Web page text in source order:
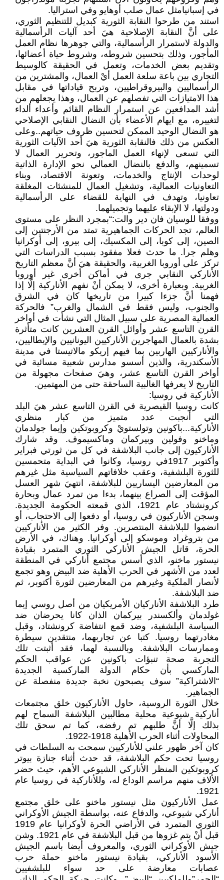
في إسبانيامثل عمال صلب أوهايو وفي استراليا.
استند من طرحوا النقابة الثورية كبديل للتنظيم الثوري،
على أنَّ النقابة الإصلاحية هيَ أحد آليات الرأسمالية
والدولة لاستمرار الرأسمالية، والتي جوهرها نظام العمل
المأجور، وذلك بتحسين شروطه، وشروط حياة أعضائها،
وتقديم بعض الخدمات، وتعمل في الحقيقة كالوسيط
التجاري بين باعة سلعة العمل أيْ العمال، والمشترين من
الرأسماليين والبيروقراطيين، وتربح قياداتها في مقابل
هذا الامتيازات التي تفصلهم عن العمال، وهذا يجعلهم من
أشد المدافعين عن استمرار النظام القائم وأعداء ألداء
لتغييره، مع ايهام الأعضاء بأن النضال النقابي الإصلاحي
هو النضال الوحيد الممكن لتحسين ظروف حياتهم..وعلى
العكس من ذلك فالنقابة الثورية هيَ أحد الآليات الثورية
التي تسعى لإنهاء العمل الماجور، وتحرير العمال لا
تسمينهم، والدفع بالنضال العمالي نحو الإدارة الذاتية
لوحدات الإنتاج والخدمات، وتعونة الاقتصاد، وبناء
التعاونيات العمالية، وتشغيل العمال للمنشئات المغلقة
تعاونيا، وتهدف في النهاية للقضاء على الرأسمالية
ودولتها، لا الإبقاء عليهما وتجميلهما.
ووفقا للوسيان فان دير والت:“بمجرد النظر على مستوى
العالم، تجد الحركات الجماهيرية تمتد من الأرجنتين إلى
الصين، إلى كوبا، إلى المكسيك، إلى بيرو، إلى أوكرانيا
وهلم جرا. ما حدث فعلا مفقود بسبب الدراسات التي
تركز على أوروبا الغربية، والحقيقة هيَ أنَّ معظم التاريخ
الأناركي النقابي جرى في أماكن أخرى غير أوروبا
الغربية. وبعبارة أخرى، لا يمكن أنْ نفهم الأناركية إلَّا إذا
فهمنا أنَّ جزءا كبيرا من تاريخها كان في الشرق
والجنوب، وليس فقط في الشمال والغرب” فالحركة
العمالية المصرية على سبيل المثال التي نشأت في أواخر
القرن التاسع عشر وأوائل القرن العشرين كانت متأثرة
بشدة بالعمال المهاجرين الأناركيين اليونانيين والإيطاليين،
والأناركيين الهاربين بما فيهم إريكو مالاتيستا في مدينة
الأسكندرية، والذين أسسو مدارس شعبية مسائية في
أواخر القرن التاسع عشر، وهيَ صفحات مجهولة من
التاريخ لا يعرفها الغالبية الساحقة حتى من المهتمين.
الأناركية في روسيا:
كانت روسيا القيصرية في القرن التاسع عشر هيَ البلد
التي أنجبت عدد متميز من كبار منظري
الأناركية...باكونين وتولستويْ وكروبوتكين وإيما جولدمان
وماخنو وفولين وبيركمان وماكسيموف. وقد شارك
الأناركيون إلى جانب البلاشفة في كل من ثورتي فبراير
وأكتوبر 1917في روسيا، وكانوا في البداية متحمسين
للثورة البلشفية، وعقب خلافاتهم السياسية مثل غيرهم
من المعارضين اليساريين للبلاشفة، انتهيَ شهر العسل
المؤقت إلى الصراع بينهما، بدءا من تمرد عمال وبحارة
كرونشتاد عام 1921، الذي قمعته الحكومة الجديدة.
وسجن الأناركيون في روسيا، أو دفعوا إلى الاحتجاب، أو
انضموا للبلاشفة المنتصرين. وفر الكثير من الأناركيين
من بتروغراد وموسكو إلى أوكرانيا. وهناك، في الأرض
الحرة، قاتل الجيش الأناركي الثوري المتمرد بقيادة
نيستور ماخنو، الذي أسس مجتمع أناركي في المنطقة
لعدد من الأشهر في الحرب الأهلية ضد البيض وهو تجمع
لأنصار الملكية وغيرهم من المعارضين لثورة أكتوبر، ثم
ضد البلاشفة.
طرد البلاشفة الأناركيان الأمريكيان من أصل روسي إيما
غولدمان وألكسندر بيركمان الذان كانا يحرضان ضد
السياسة البلشفية، وضد قمع انتفاضة كرونشتاد، وقبل
مغادرتهما روسيا. كتبا عن تجاربهما، منتقدين سيطرة
وممارسات البلاشفة. وبالنسبة لهما، فقد أثبتت تلك
التجربة صحة تنبؤات باكونين عن عواقب الحكم
الماركسي بأن حكام الدولة الماركسية الجديدة
“الاشتراكية” سوف يصبحون نخبة جديدة منفصلة عن
الجماهير.
خلال الثورة الروسية، حاول الأناركيون خلق مجتمعات
أناركية شيوعية محلية مطالبين البلاشفة السماح لهم
بذلك إلَّا أنَّ طلبهم تم رفضه، كما تم سحق تلك
المحاولات أثناء الحرب الأهلية 1918-1922.
كان آخر ظهور علني للأناركيين سمحت به السلطات في
روسيا تحت حكم البلاشفة، قد حدث أثناء جنازة بيوتر
كروبوتكين المنظر الأناركي الشيوعي الأهم، حيث حضر
الألاف منهم مراسم الوداع له، وللأناركية في روسيا عام
1921.
عمل الأناركيون مثل نيستور ماخنو على خلق مجتمع
أناركي شيوعي، والدفاع عنه، بواسطة الجيش الأوكراني
الثوري المتمرد في الأراضي الحرة لأوكرانيا عام 1919
قبل أنْ يتم غزوها من قبل البلاشفة في عام 1921. وشن
جيش الأوكراني الثوري، والمعروف أيضا باسم الجيش
الأسود الأناركي، بقيادة نيستور ماخنو حملة حرب
عصابات معارضة على حد سواء للبلشفيين